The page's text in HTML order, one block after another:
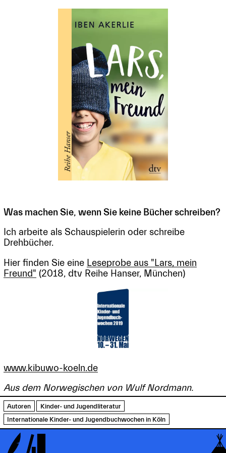
Was machen Sie, wenn Sie keine Bücher schreiben?
Ich arbeite als Schauspielerin oder schreibe
Drehbücher.
Hier finden Sie eine Leseprobe aus "Lars, mein
Freund" (2018, dtv Reihe Hanser, München)
www.kibuwo-koeln.de
Aus dem Norwegischen von Wulf Nordmann.
Autoren
Kinder- und Jugendliteratur
Internationale Kinder- und Jugendbuchwochen in Köln